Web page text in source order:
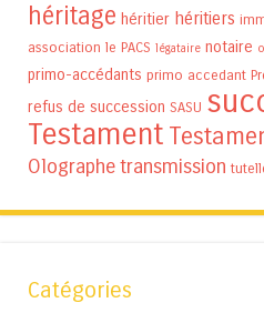
héritage héritier héritiers
association le PACS légataire notaire
primo-accédants primo accedant
refus de succession SASU
Testament
Olographetransmission
Catégories